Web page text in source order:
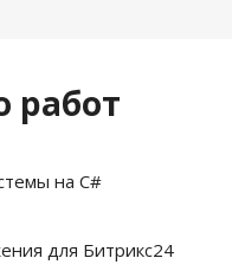
работ
на C#
для Битрикс24